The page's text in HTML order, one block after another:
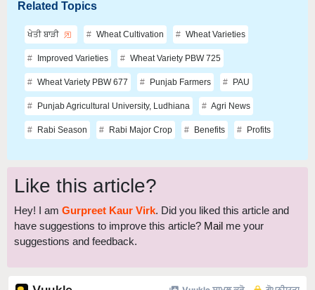
Related Topics
ਖੇਤੀ ਬਾੜੀ Wheat Cultivation Wheat Varieties
Improved Varieties Wheat Variety PBW 725
Wheat Variety PBW 677 Punjab Farmers PAU
Punjab Agricultural University, Ludhiana Agri News
Rabi Season Rabi Major Crop Benefits Profits
Like this article?
Hey! I am Gurpreet Kaur Virk. Did you liked this article and
have suggestions to improve this article? Mail me your
suggestions and feedback.